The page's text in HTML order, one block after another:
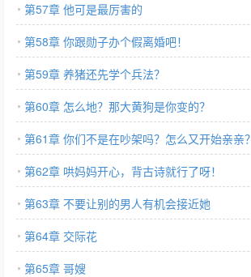
第57章 他可是最厉害的
第58章 你跟勋子办个假离婚吧！
第59章 养猪还先学个兵法？
第60章 怎么地？那大黄狗是你变的？
第61章 你们不是在吵架吗？怎么又开始亲亲？
第62章 哄妈妈开心，背古诗就行了呀！
第63章 不要让别的男人有机会接近她
第64章 交际花
第65章 哥嫂